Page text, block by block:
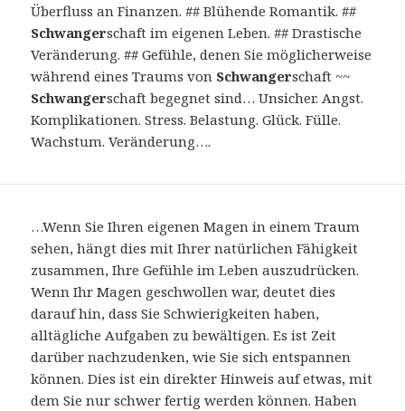
Überfluss an Finanzen. ## Blühende Romantik. ##
Schwangerschaft im eigenen Leben. ## Drastische
Veränderung. ## Gefühle, denen Sie möglicherweise
während eines Traums von Schwangerschaft ~~
Schwangerschaft begegnet sind… Unsicher. Angst.
Komplikationen. Stress. Belastung. Glück. Fülle.
Wachstum. Veränderung….
…Wenn Sie Ihren eigenen Magen in einem Traum
sehen, hängt dies mit Ihrer natürlichen Fähigkeit
zusammen, Ihre Gefühle im Leben auszudrücken.
Wenn Ihr Magen geschwollen war, deutet dies
darauf hin, dass Sie Schwierigkeiten haben,
alltägliche Aufgaben zu bewältigen. Es ist Zeit
darüber nachzudenken, wie Sie sich entspannen
können. Dies ist ein direkter Hinweis auf etwas, mit
dem Sie nur schwer fertig werden können. Haben